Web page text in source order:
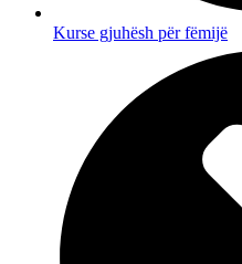
Kurse gjuhësh për fëmijë